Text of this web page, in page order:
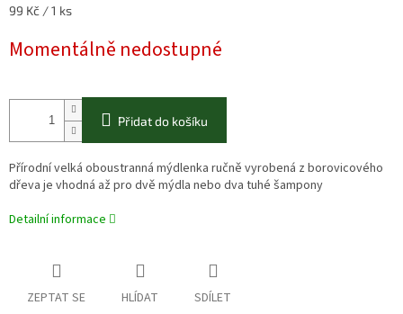
Měrná
99 Kč / 1 ks
Momentálně nedostupné
Přidat do košíku
Přírodní velká oboustranná mýdlenka ručně vyrobená z borovicového
dřeva je vhodná až pro dvě mýdla nebo dva tuhé šampony
Detailní informace
ZEPTAT SE HLÍDAT SDÍLET